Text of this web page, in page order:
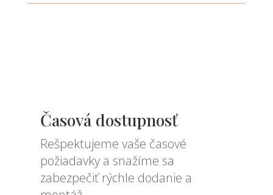
Časová dostupnosť
Rešpektujeme vaše časové
požiadavky a snažíme sa
zabezpečiť rýchle dodanie a